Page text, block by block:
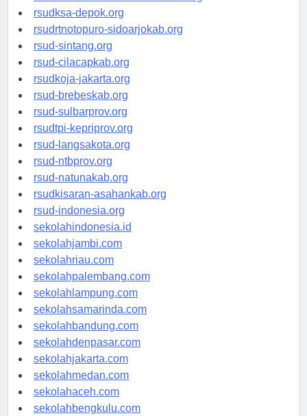
rsuddrloekmonohadi-kuduskab.org
rsudksa-depok.org
rsudrtnotopuro-sidoarjokab.org
rsud-sintang.org
rsud-cilacapkab.org
rsudkoja-jakarta.org
rsud-brebeskab.org
rsud-sulbarprov.org
rsudtpi-kepriprov.org
rsud-langsakota.org
rsud-ntbprov.org
rsud-natunakab.org
rsudkisaran-asahankab.org
rsud-indonesia.org
sekolahindonesia.id
sekolahjambi.com
sekolahriau.com
sekolahpalembang.com
sekolahlampung.com
sekolahsamarinda.com
sekolahbandung.com
sekolahdenpasar.com
sekolahjakarta.com
sekolahmedan.com
sekolahaceh.com